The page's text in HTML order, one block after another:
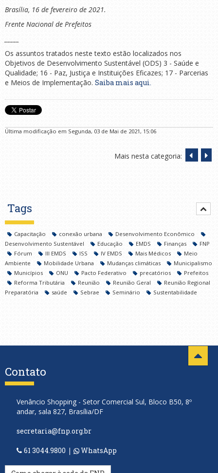
Brasília, 16 de fevereiro de 2021.
Frente Nacional de Prefeitos
Os assuntos tratados neste texto estão localizados nos
Objetivos de Desenvolvimento Sustentável (ODS) 3 - Saúde e
Qualidade; 16 - Paz, Justiça e Instituições Eficazes; 17 - Parcerias
e Meios de Implementação. Saiba mais aqui.
Última modificação em Segunda, 03 de Mai de 2021, 15:06
Mais nesta categoria:
Tags
Capacitação conexão urbana
Desenvolvimento Econômico
Desenvolvimento Sustentável
Educação EMDS Finanças
FNP
Fórum
III EMDS ISS IV EMDS Mais Médicos
Meio
Ambiente
Mobilidade Urbana Mudanças climáticas
Municipalismo
Municípios
ONU Pacto Federativo precatórios
Prefeitos
Reforma Tributária
Reunião Reunião Geral
Reunião Regional
Preparatória
saúde Sebrae Seminário Sustentabilidade
Contato
Venâncio Shopping - Setor Comercial Sul, Bloco B50, 8º
andar, sala 827, Brasília/DF
secretaria@fnp.org.br
61 3044.9800 | WhatsApp